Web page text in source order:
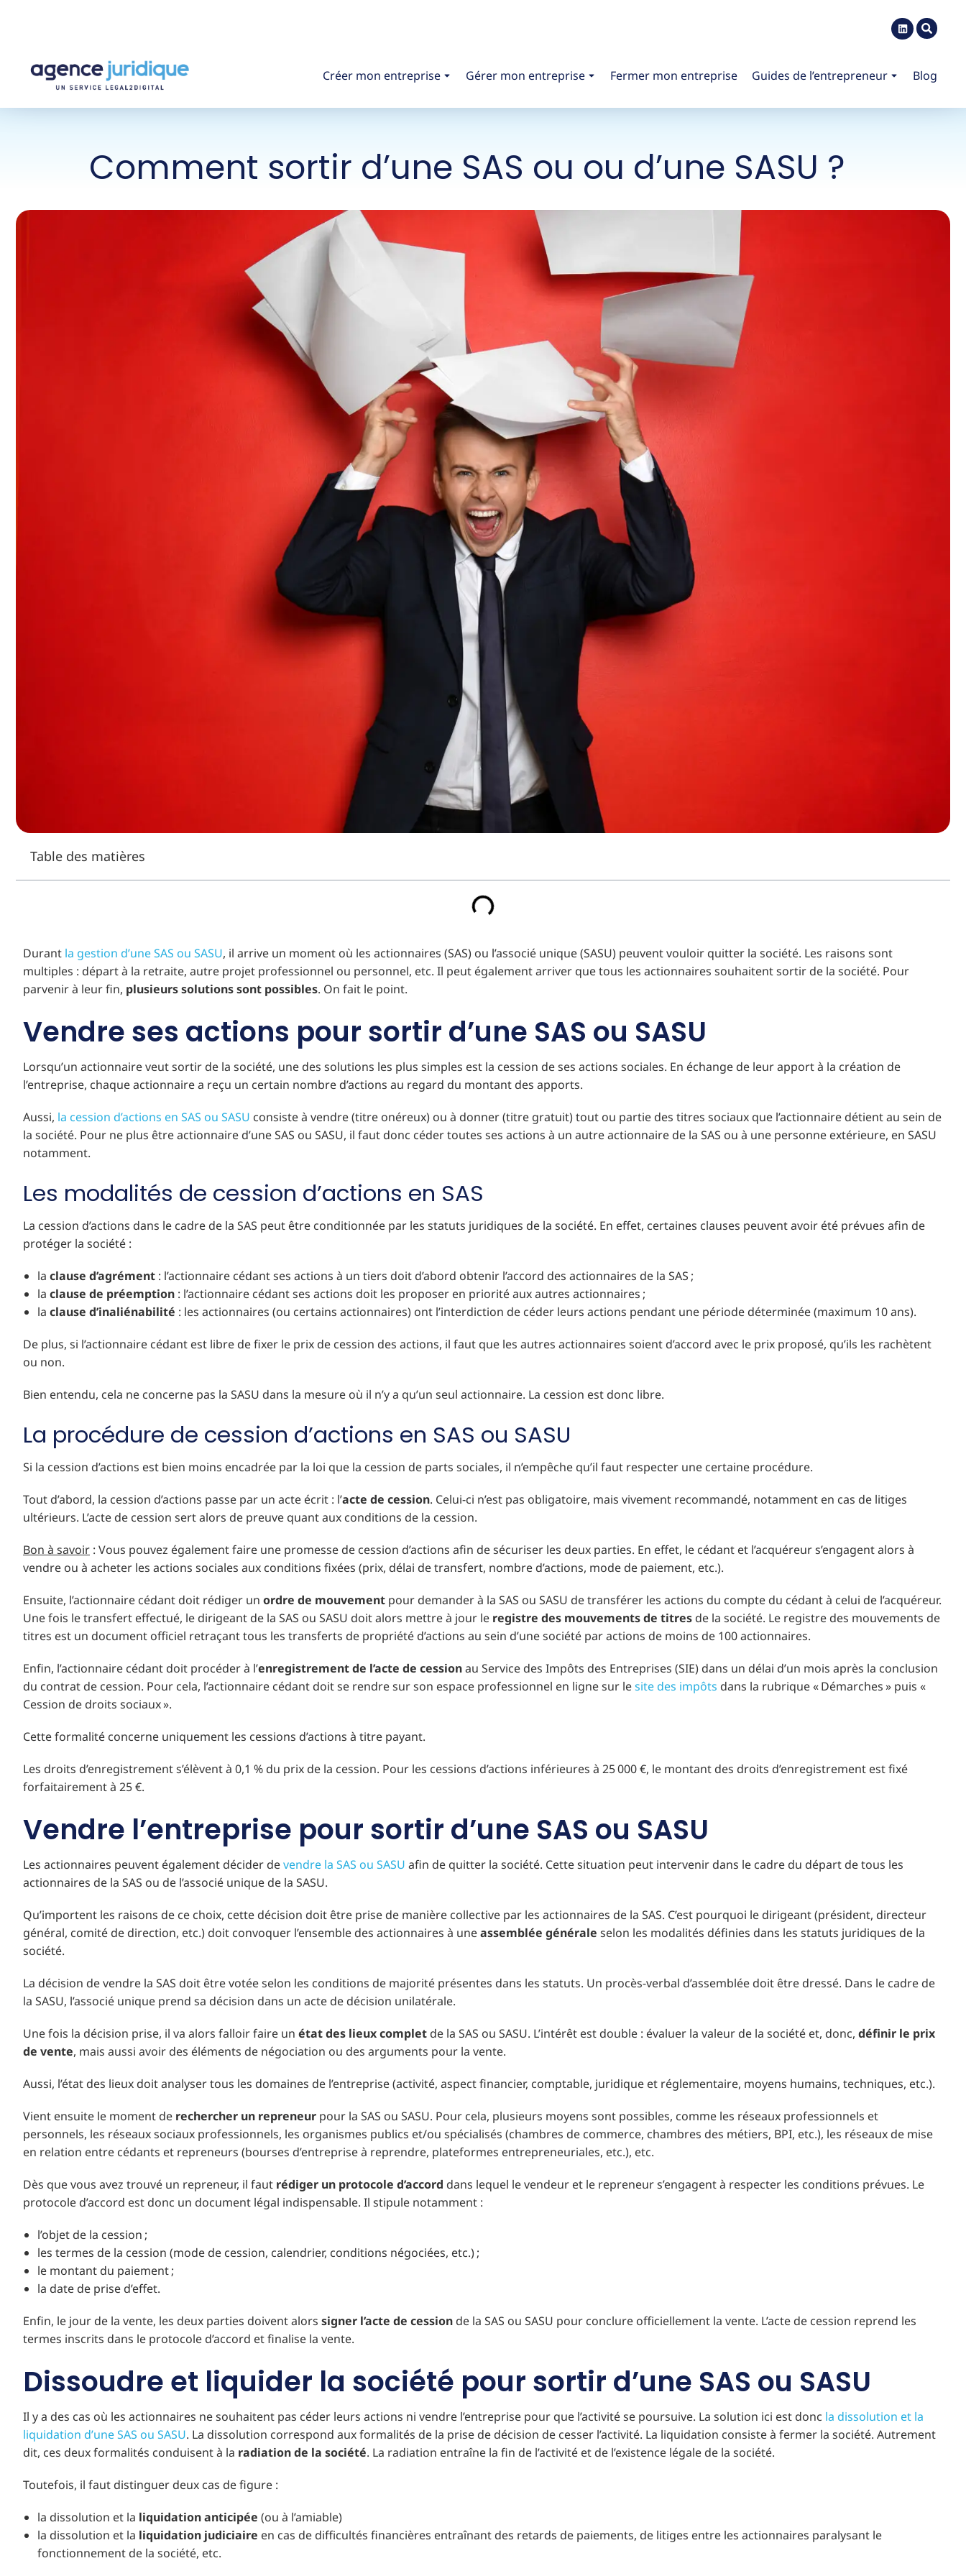
Créer mon entreprise Gérer mon entreprise Fermer mon entreprise Guides de l’entrepreneur Blog
Comment sortir d’une SAS ou ou d’une SASU ?
Table des matières
Durant la gestion d’une SAS ou SASU, il arrive un moment où les actionnaires (SAS) ou l’associé unique (SASU) peuvent vouloir quitter la société. Les raisons sont
multiples : départ à la retraite, autre projet professionnel ou personnel, etc. Il peut également arriver que tous les actionnaires souhaitent sortir de la société. Pour
parvenir à leur fin, plusieurs solutions sont possibles. On fait le point.
Vendre ses actions pour sortir d’une SAS ou SASU
Lorsqu’un actionnaire veut sortir de la société, une des solutions les plus simples est la cession de ses actions sociales. En échange de leur apport à la création de
l’entreprise, chaque actionnaire a reçu un certain nombre d’actions au regard du montant des apports.
Aussi, la cession d’actions en SAS ou SASU consiste à vendre (titre onéreux) ou à donner (titre gratuit) tout ou partie des titres sociaux que l’actionnaire détient au sein de
la société. Pour ne plus être actionnaire d’une SAS ou SASU, il faut donc céder toutes ses actions à un autre actionnaire de la SAS ou à une personne extérieure, en SASU
notamment.
Les modalités de cession d’actions en SAS
La cession d’actions dans le cadre de la SAS peut être conditionnée par les statuts juridiques de la société. En effet, certaines clauses peuvent avoir été prévues afin de
protéger la société :
la clause d’agrément : l’actionnaire cédant ses actions à un tiers doit d’abord obtenir l’accord des actionnaires de la SAS ;
la clause de préemption : l’actionnaire cédant ses actions doit les proposer en priorité aux autres actionnaires ;
la clause d’inaliénabilité : les actionnaires (ou certains actionnaires) ont l’interdiction de céder leurs actions pendant une période déterminée (maximum 10 ans).
De plus, si l’actionnaire cédant est libre de fixer le prix de cession des actions, il faut que les autres actionnaires soient d’accord avec le prix proposé, qu’ils les rachètent
ou non.
Bien entendu, cela ne concerne pas la SASU dans la mesure où il n’y a qu’un seul actionnaire. La cession est donc libre.
La procédure de cession d’actions en SAS ou SASU
Si la cession d’actions est bien moins encadrée par la loi que la cession de parts sociales, il n’empêche qu’il faut respecter une certaine procédure.
Tout d’abord, la cession d’actions passe par un acte écrit : l’acte de cession. Celui-ci n’est pas obligatoire, mais vivement recommandé, notamment en cas de litiges
ultérieurs. L’acte de cession sert alors de preuve quant aux conditions de la cession.
Bon à savoir : Vous pouvez également faire une promesse de cession d’actions afin de sécuriser les deux parties. En effet, le cédant et l’acquéreur s’engagent alors à
vendre ou à acheter les actions sociales aux conditions fixées (prix, délai de transfert, nombre d’actions, mode de paiement, etc.).
Ensuite, l’actionnaire cédant doit rédiger un ordre de mouvement pour demander à la SAS ou SASU de transférer les actions du compte du cédant à celui de l’acquéreur.
Une fois le transfert effectué, le dirigeant de la SAS ou SASU doit alors mettre à jour le registre des mouvements de titres de la société. Le registre des mouvements de
titres est un document officiel retraçant tous les transferts de propriété d’actions au sein d’une société par actions de moins de 100 actionnaires.
Enfin, l’actionnaire cédant doit procéder à l’enregistrement de l’acte de cessionau Service des Impôts des Entreprises (SIE) dans un délai d’un mois après la conclusion
du contrat de cession. Pour cela, l’actionnaire cédant doit se rendre sur son espace professionnel en ligne sur lesite des impôts dans la rubrique « Démarches » puis «
Cession de droits sociaux ».
Cette formalité concerne uniquement les cessions d’actions à titre payant.
Les droits d’enregistrement s’élèvent à 0,1 % du prix de la cession. Pour les cessions d’actions inférieures à 25 000 €, le montant des droits d’enregistrement est fixé
forfaitairement à 25 €.
Vendre l’entreprise pour sortir d’une SAS ou SASU
Les actionnaires peuvent également décider devendre la SAS ou SASU afin de quitter la société. Cette situation peut intervenir dans le cadre du départ de tous les
actionnaires de la SAS ou de l’associé unique de la SASU.
Qu’importent les raisons de ce choix, cette décision doit être prise de manière collective par les actionnaires de la SAS. C’est pourquoi le dirigeant (président, directeur
général, comité de direction, etc.) doit convoquer l’ensemble des actionnaires à uneassemblée générale selon les modalités définies dans les statuts juridiques de la
société.
La décision de vendre la SAS doit être votée selon les conditions de majorité présentes dans les statuts. Un procès-verbal d’assemblée doit être dressé. Dans le cadre de
la SASU, l’associé unique prend sa décision dans un acte de décision unilatérale.
Une fois la décision prise, il va alors falloir faire un état des lieux complet de la SAS ou SASU. L’intérêt est double : évaluer la valeur de la société et, donc, définir le prix
de vente, mais aussi avoir des éléments de négociation ou des arguments pour la vente.
Aussi, l’état des lieux doit analyser tous les domaines de l’entreprise (activité, aspect financier, comptable, juridique et réglementaire, moyens humains, techniques, etc.).
Vient ensuite le moment de rechercher un repreneur pour la SAS ou SASU. Pour cela, plusieurs moyens sont possibles, comme les réseaux professionnels et
personnels, les réseaux sociaux professionnels, les organismes publics et/ou spécialisés (chambres de commerce, chambres des métiers, BPI, etc.), les réseaux de mise
en relation entre cédants et repreneurs (bourses d’entreprise à reprendre, plateformes entrepreneuriales, etc.), etc.
Dès que vous avez trouvé un repreneur, il faut rédiger un protocole d’accord dans lequel le vendeur et le repreneur s’engagent à respecter les conditions prévues. Le
protocole d’accord est donc un document légal indispensable. Il stipule notamment :
l’objet de la cession ;
les termes de la cession (mode de cession, calendrier, conditions négociées, etc.) ;
le montant du paiement ;
la date de prise d’effet.
Enfin, le jour de la vente, les deux parties doivent alors signer l’acte de cession de la SAS ou SASU pour conclure officiellement la vente. L’acte de cession reprend les
termes inscrits dans le protocole d’accord et finalise la vente.
Dissoudre et liquider la société pour sortir d’une SAS ou SASU
Il y a des cas où les actionnaires ne souhaitent pas céder leurs actions ni vendre l’entreprise pour que l’activité se poursuive. La solution ici est donc la dissolution et la
liquidation d’une SAS ou SASU. La dissolution correspond aux formalités de la prise de décision de cesser l’activité. La liquidation consiste à fermer la société. Autrement
dit, ces deux formalités conduisent à la radiation de la société. La radiation entraîne la fin de l’activité et de l’existence légale de la société.
Toutefois, il faut distinguer deux cas de figure :
la dissolution et la liquidation anticipée (ou à l’amiable)
la dissolution et la liquidation judiciaire en cas de difficultés financières entraînant des retards de paiements, de litiges entre les actionnaires paralysant le
fonctionnement de la société, etc.